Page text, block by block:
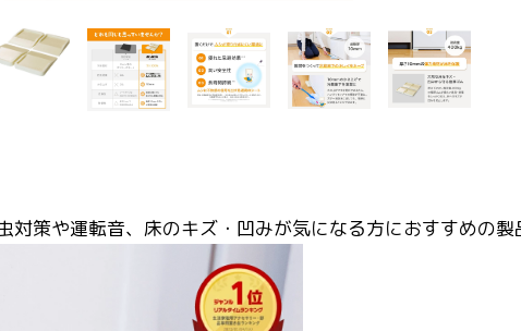
対策や運転音、床のキズ・凹みが気になる方におすすめの製